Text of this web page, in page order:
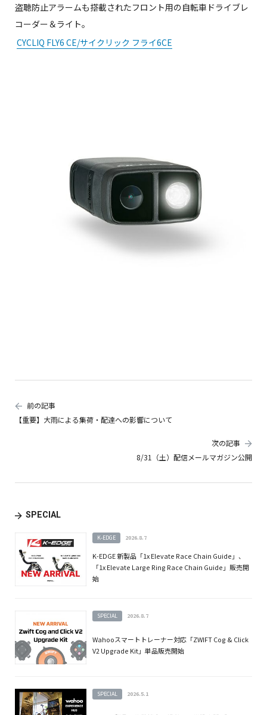
盗聴防止アラームも搭載されたフロント用の自転車ドライブレ
コーダー＆ライト。
CYCLIQ FLY6 CE/サイクリック フライ6CE
前の記事
【重要】大雨による集荷・配達への影響について
次の記事
8/31（土）配信メールマガジン公開
SPECIAL
K-EDGE 2026.8.7
K-EDGE 新製品「1x Elevate Race Chain Guide」、
「1x Elevate Large Ring Race Chain Guide」販売開
始
SPECIAL 2026.8.7
Wahooスマートトレーナー対応「ZWIFT Cog & Click
V2 Upgrade Kit」単品販売開始
SPECIAL 2026.5.1